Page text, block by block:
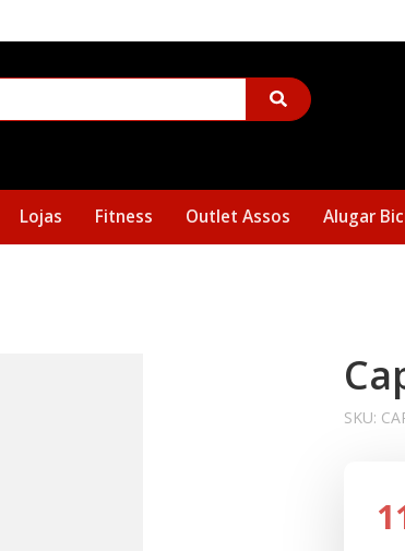
Lojas Fitness Outlet Assos Alugar
SKU: